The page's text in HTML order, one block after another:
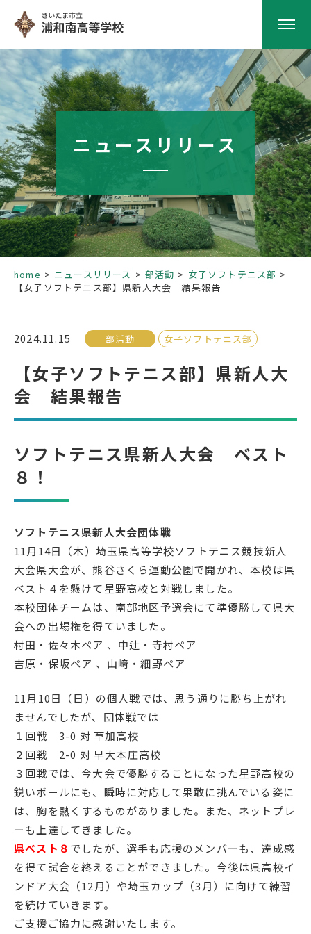
HOME
学校紹介
南高の教育
学校生活
部活動
受検生の方へ
年間スケジュール
教科ガイド
校長室より
保健室より
図書室より
事務室より
保護者の方へ
地域の皆様へ
同窓会
教育関係者の方へ
各種証明書発行
アクセス
お問い合わせ
English
プライバシーポリシー
ニュースリリース
home ニュースリリース 部活動
女子ソフトテニス部
【女子ソフトテニス部】県新人大会 結果報告
2024.11.15 部活動 女子ソフトテニス部
【女子ソフトテニス部】県新人大
会 結果報告
ソフトテニス県新人大会 ベスト
８！
ソフトテニス県新人大会団体戦
11月14日（木）埼玉県高等学校ソフトテニス競技新人
大会県大会が、熊谷さくら運動公園で開かれ、本校は県
ベスト４を懸けて星野高校と対戦しました。
本校団体チームは、南部地区予選会にて準優勝して県大
会への出場権を得ていました。
村田・佐々木ペア 、中辻・寺村ペア
吉原・保坂ペア 、山﨑・細野ペア
11月10日（日）の個人戦では、思う通りに勝ち上がれ
ませんでしたが、団体戦では
１回戦 3-0 対 草加高校
２回戦 2-0 対 早大本庄高校
３回戦では、今大会で優勝することになった星野高校の
鋭いボールにも、瞬時に対応して果敢に挑んでいる姿に
は、胸を熱くするものがありました。また、ネットプレ
ーも上達してきました。
県ベスト８ でしたが、選手も応援のメンバーも、達成感
を得て試合を終えることができました。今後は県高校イ
ンドア大会（12月）や埼玉カップ（3月）に向けて練習
を続けていきます。
ご支援ご協力に感謝いたします。